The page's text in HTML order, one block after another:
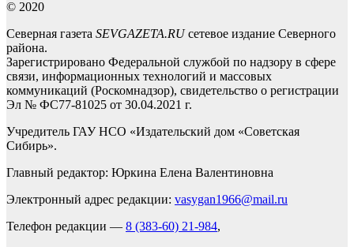
© 2020
Северная газета SEVGAZETA.RUсетевое издание Северного
района.
Зарегистрировано Федеральной службой по надзору в сфере
связи, информационных технологий и массовых
коммуникаций (Роскомнадзор), свидетельство о регистрации
Эл № ФС77-81025 от 30.04.2021 г.
Учредитель ГАУ НСО «Издательский дом «Советская
Сибирь».
Главный редактор: Юркина Елена Валентиновна
Электронный адрес редакции: vasygan1966@mail.ru
Телефон редакции — 8 (383-60) 21-984,